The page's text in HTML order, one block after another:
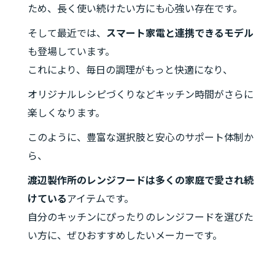
ため、長く使い続けたい方にも心強い存在です。
そして最近では、 スマート家電と連携できるモデル
も登場しています。
これにより、毎日の調理がもっと快適になり、
オリジナルレシピづくりなどキッチン時間がさらに
楽しくなります。
このように、豊富な選択肢と安心のサポート体制か
ら、
渡辺製作所のレンジフードは多くの家庭で愛され続
けているアイテムです。
自分のキッチンにぴったりのレンジフードを選びた
い方に、ぜひおすすめしたいメーカーです。